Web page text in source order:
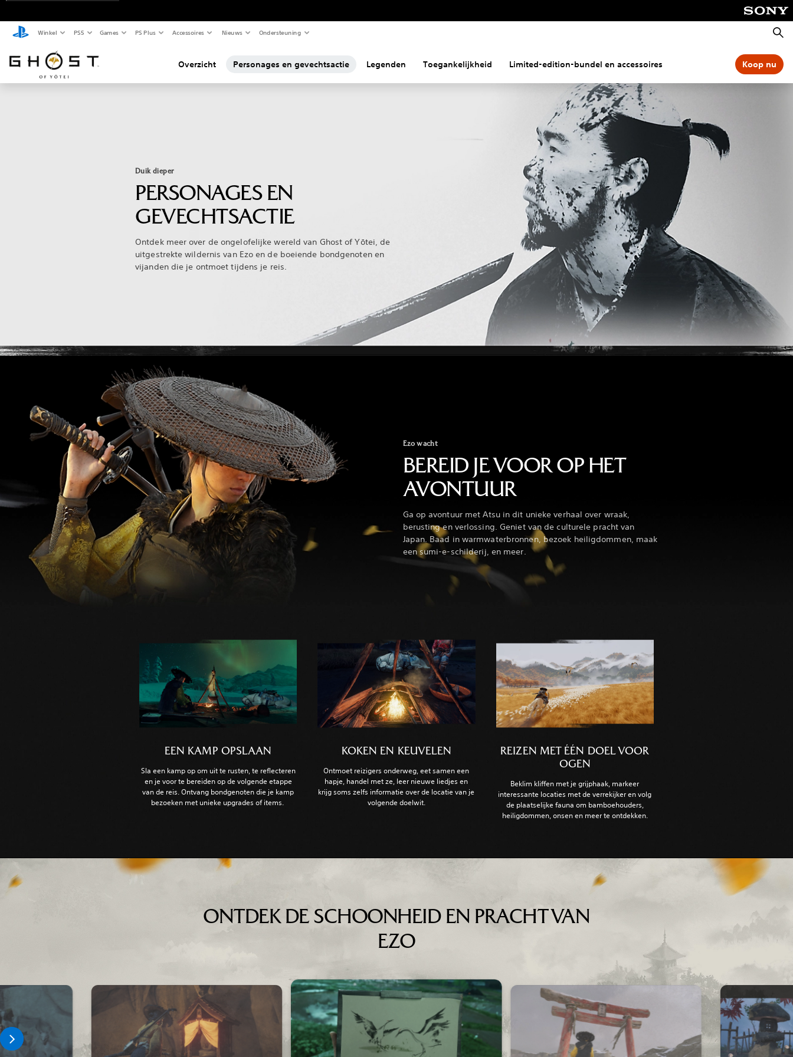
Winkel PS5 Games PS Plus Accessoires Nieuws Ondersteuning
Overzicht Personages en gevechtsactie Legenden Toegankelijkheid Limited-edition-bundel en accessoires Koop nu
Duik dieper
PERSONAGES EN
GEVECHTSACTIE
Ontdek meer over de ongelofelijke wereld van Ghost of Yōtei, de
uitgestrekte wildernis van Ezo en de boeiende bondgenoten en
vijanden die je ontmoet tijdens je reis.
Ezo wacht
BEREID JE VOOR OP HET
AVONTUUR
Ga op avontuur met Atsu in dit unieke verhaal over wraak,
berusting en verlossing. Geniet van de culturele pracht van
Japan. Baad in warmwaterbronnen, bezoek heiligdommen, maak
een sumi-e-schilderij, en meer.
EEN KAMP OPSLAAN
Sla een kamp op om uit te rusten, te reflecteren
en je voor te bereiden op de volgende etappe
van de reis. Ontvang bondgenoten die je kamp
bezoeken met unieke upgrades of items.‎
KOKEN EN KEUVELEN
Ontmoet reizigers onderweg, eet samen een
hapje, handel met ze, leer nieuwe liedjes en
krijg soms zelfs informatie over de locatie van je
volgende doelwit.
REIZEN MET ÉÉN DOEL VOOR
OGEN
Beklim kliffen met je grijphaak, markeer
interessante locaties met de verrekijker en volg
de plaatselijke fauna om bamboehouders,
heiligdommen, onsen en meer te ontdekken.
ONTDEK DE SCHOONHEID EN PRACHT VAN
EZO